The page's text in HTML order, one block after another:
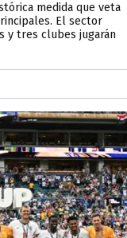
medida que veta
El sector
y tres clubes jugarán